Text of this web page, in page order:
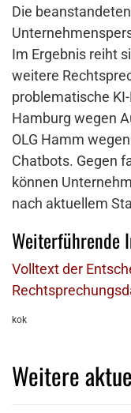
Die
Im Ergebnis reiht
weitere
problematische
Hamburg wegen
OLG Hamm
Chatbots. Gegen
können
nach aktuellem
Weiterführende
Volltext der
kok
Weitere